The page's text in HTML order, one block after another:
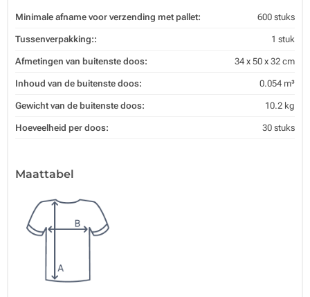
Minimale afname voor verzending met pallet: 600 stuks
Tussenverpakking:: 1 stuk
Afmetingen van buitenste doos: 34 x 50 x 32 cm
Inhoud van de buitenste doos: 0.054 m³
Gewicht van de buitenste doos: 10.2 kg
Hoeveelheid per doos: 30 stuks
Maattabel